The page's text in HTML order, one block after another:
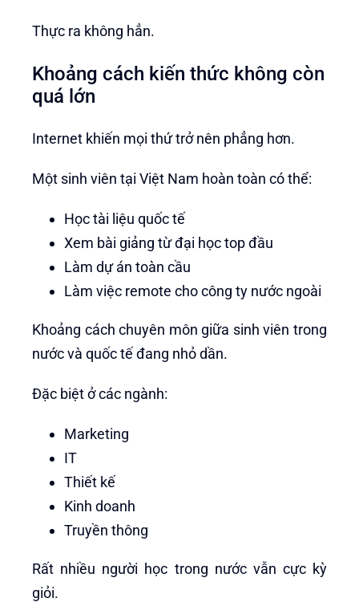
Thực ra không hẳn.
Khoảng cách kiến thức không còn
quá lớn
Internet khiến mọi thứ trở nên phẳng hơn.
Một sinh viên tại Việt Nam hoàn toàn có thể:
Học tài liệu quốc tế
Xem bài giảng từ đại học top đầu
Làm dự án toàn cầu
Làm việc remote cho công ty nước ngoài
Khoảng cách chuyên môn giữa sinh viên trong
nước và quốc tế đang nhỏ dần.
Đặc biệt ở các ngành:
Marketing
IT
Thiết kế
Kinh doanh
Truyền thông
Rất nhiều người học trong nước vẫn cực kỳ
giỏi.